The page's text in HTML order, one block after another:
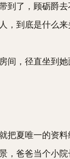
了，顾砺爵去
到底是什么来
，径直坐到她
夏唯一的资料
爸爸当个小院